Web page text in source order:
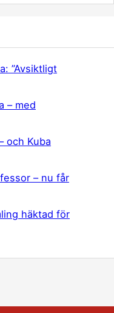
”Avsiktligt
– med
och Kuba
– nu får
häktad för